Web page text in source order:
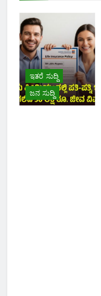
ಇತರೆ ಸುದ್ದಿ
ಜನ ಸುದ್ದಿ